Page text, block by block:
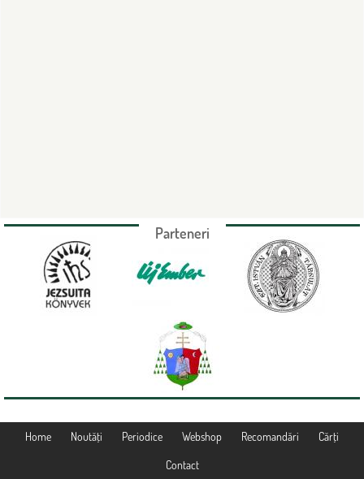
Parteneri
Home Noutăţi Periodice Webshop Recomandări Cărţi
Contact